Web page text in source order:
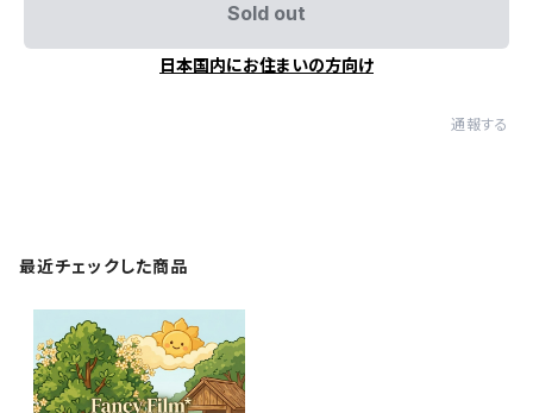
Sold out
日本国内にお住まいの方向け
通報する
最近チェックした商品